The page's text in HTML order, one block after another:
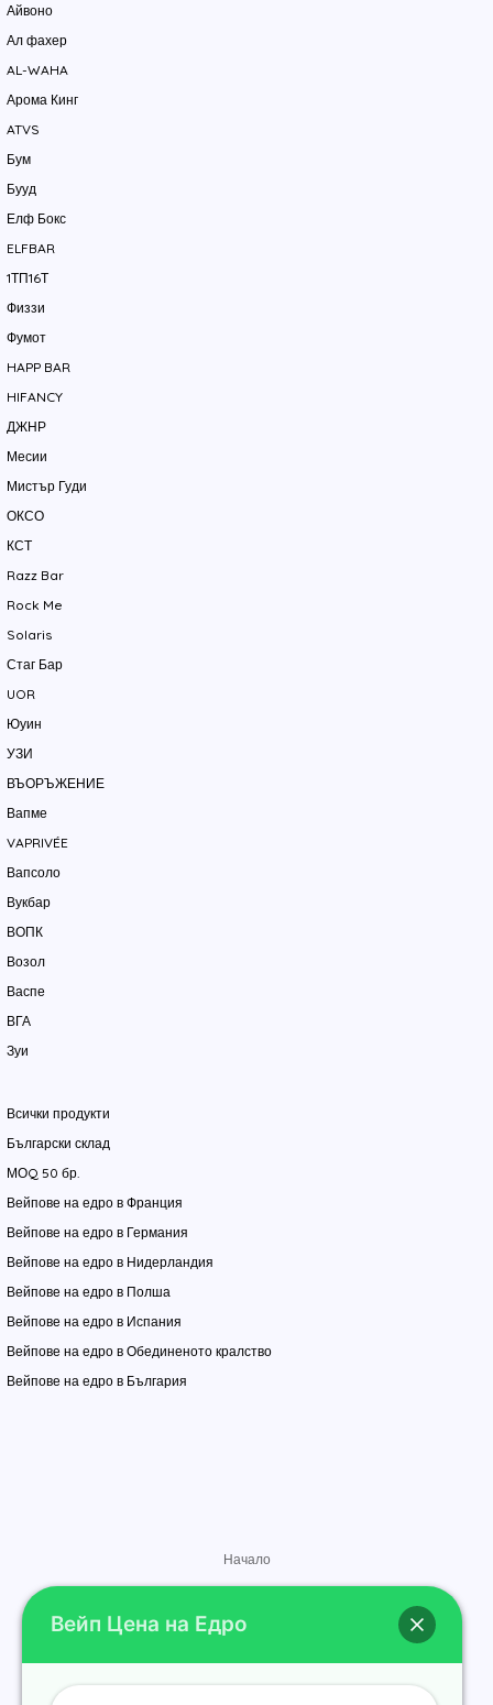
Айвоно
Ал фахер
AL-WAHA
Арома Кинг
ATVS
Бум
Бууд
Елф Бокс
ELFBAR
1ТП16Т
Физзи
Фумот
HAPP BAR
HIFANCY
ДЖНР
Месии
Мистър Гуди
ОКСО
КСТ
Razz Bar
Rock Me
Solaris
Стаг Бар
UOR
Юуин
УЗИ
ВЪОРЪЖЕНИЕ
Вапме
VAPRIVÉE
Вапсоло
Вукбар
ВОПК
Возол
Васпе
ВГА
Зуи
Всички продукти
Български склад
МОQ 50 бр.
Вейпове на едро в Франция
Вейпове на едро в Германия
Вейпове на едро в Нидерландия
Вейпове на едро в Полша
Вейпове на едро в Испания
Вейпове на едро в Обединеното кралство
Вейпове на едро в България
Начало
Марки
Контакт
Вейп Цена на Едро